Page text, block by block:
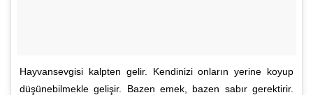
Hayvansevgisi kalpten gelir. Kendinizi onların yerine koyup
düşünebilmekle gelişir. Bazen emek, bazen sabır gerektirir.